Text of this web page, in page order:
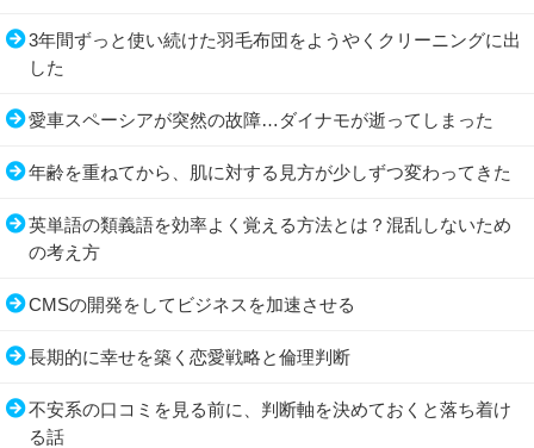
3年間ずっと使い続けた羽毛布団をようやくクリーニングに出
した
愛車スペーシアが突然の故障…ダイナモが逝ってしまった
年齢を重ねてから、肌に対する見方が少しずつ変わってきた
英単語の類義語を効率よく覚える方法とは？混乱しないため
の考え方
CMSの開発をしてビジネスを加速させる
長期的に幸せを築く恋愛戦略と倫理判断
不安系の口コミを見る前に、判断軸を決めておくと落ち着け
る話